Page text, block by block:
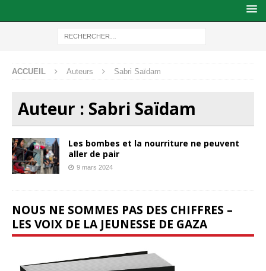
ACCUEIL Auteurs Sabri Saïdam
Auteur : Sabri Saïdam
Les bombes et la nourriture ne peuvent
aller de pair
9 mars 2024
NOUS NE SOMMES PAS DES CHIFFRES –
LES VOIX DE LA JEUNESSE DE GAZA